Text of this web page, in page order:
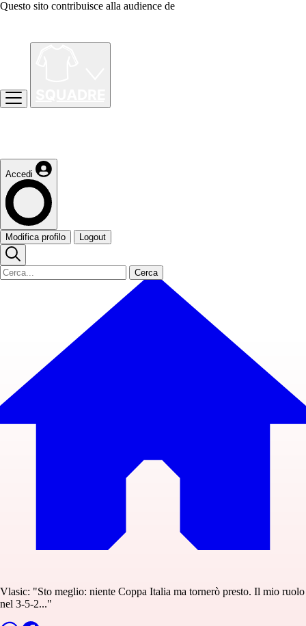
Questo sito contribuisce alla audience de
Accedi
Modifica profilo Logout
Cerca
Vlasic: "Sto meglio: niente Coppa Italia ma tornerò presto. Il mio ruolo
nel 3-5-2..."